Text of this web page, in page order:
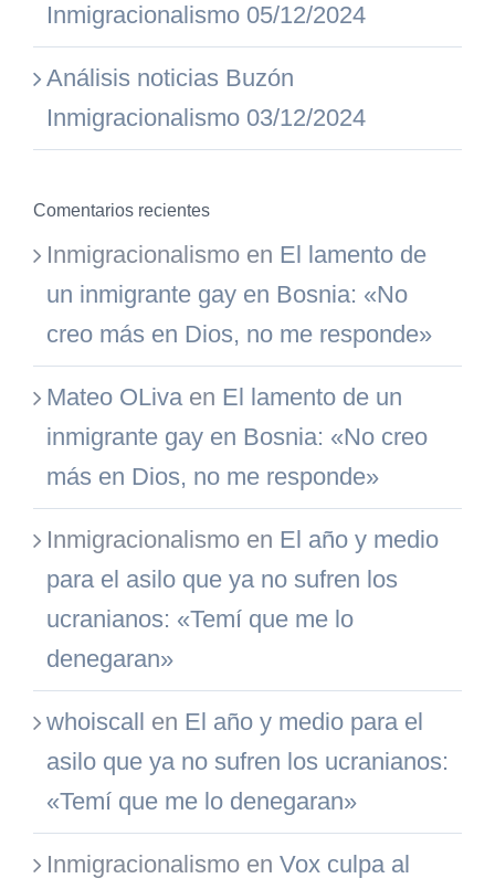
Inmigracionalismo 05/12/2024
Análisis noticias Buzón
Inmigracionalismo 03/12/2024
Comentarios recientes
Inmigracionalismo en El lamento de
un inmigrante gay en Bosnia: «No
creo más en Dios, no me responde»
Mateo OLivaen El lamento de un
inmigrante gay en Bosnia: «No creo
más en Dios, no me responde»
Inmigracionalismo en El año y medio
para el asilo que ya no sufren los
ucranianos: «Temí que me lo
denegaran»
whoiscall en El año y medio para el
asilo que ya no sufren los ucranianos:
«Temí que me lo denegaran»
Inmigracionalismo en Vox culpa al